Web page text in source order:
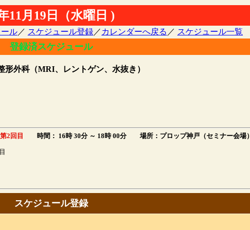
11月19日（水曜日 )
ル／ スケジュール登録／ カレンダーへ戻る ／ スケジュール一覧
登録済スケジュール
外科（MRI、レントゲン、水抜き）
2回目 時間： 16時 30分 ～ 18時 00分 場所：プロップ神戸（セミナー会場）
スケジュール登録